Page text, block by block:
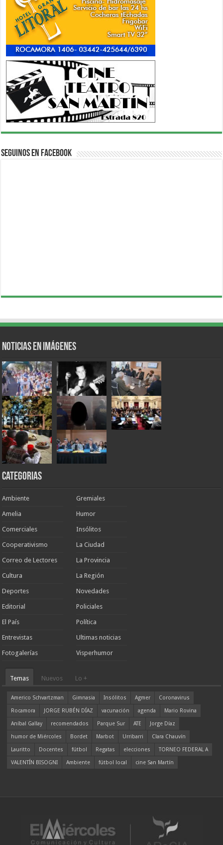
Seguinos en Facebook
Noticias en Imágenes
Categorias
Ambiente
Amelia
Comerciales
Cooperativismo
Correo de Lectores
Cultura
Deportes
Editorial
El País
Entrevistas
Fotogalerías
Gremiales
Humor
Insólitos
La Ciudad
La Provincia
La Región
Novedades
Policiales
Política
Ultimas noticias
Visperhumor
Temas Nuevos Lo +
Americo Schvartzman Gimnasia Insólitos Agmer
Coronavirus
Rocamora
JORGE RUBÉN DÍAZ vacunación agenda
Mario Rovina
Aníbal Gallay
recomendados Parque Sur ATE
Jorge Díaz
humor de Miércoles
Bordet Marbot Urribarri
Clara Chauvín
Lauritto
Docentes fútbol Regatas elecciones
TORNEO FEDERAL A
VALENTÍN BISOGNI
Ambiente fútbol local cine San Martín